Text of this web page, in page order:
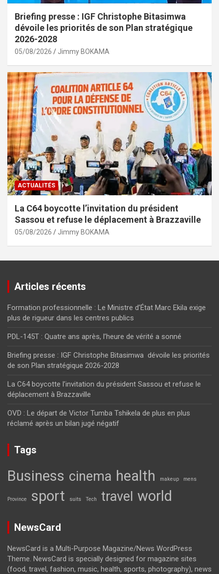
Briefing presse : IGF Christophe Bitasimwa
dévoile les priorités de son Plan stratégique
2026-2028
05/08/2026 Jimmy BOKAMA
ACTUALITÉS
La C64 boycotte l’invitation du président
Sassou et refuse le déplacement à Brazzaville
05/08/2026 Jimmy BOKAMA
Articles récents
Formation professionnelle : Le Ministre d’État Marc Ekila exige
plus de rigueur dans les centres publics
PDL-145T : Quatre ans après, l’heure de vérité a sonné
Briefing presse : IGF Christophe Bitasimwa dévoile les priorités
de son Plan stratégique 2026-2028
La C64 boycotte l’invitation du président Sassou et refuse le
déplacement à Brazzaville
OVD : Le départ de Victor Tumba Tshikela de plus en plus
réclamé après un bilan jugé négatif
Tags
Business cinema health makeup mens
Province sport suits Tech travel world
NewsCard
NewsCard is a Multi-Purpose Magazine/News WordPress
Theme. NewsCard is specially designed for magazine sites
(food, travel, fashion, music, health, sports, photography), news